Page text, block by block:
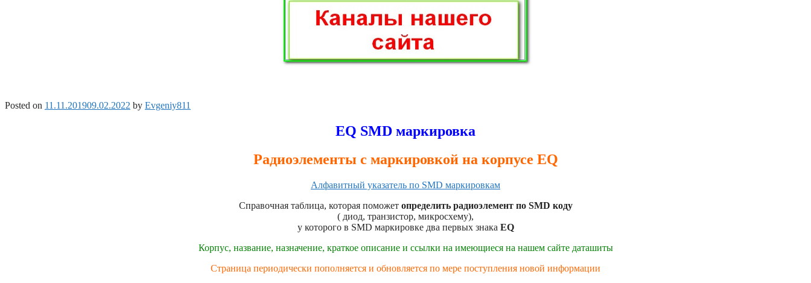
Posted on 11.11.201909.02.2022 by Evgeniy811
EQ SMD маркировка
Радиоэлементы с маркировкой на корпусе EQ
Алфавитный указатель по SMD маркировкам
Справочная таблица, которая поможет определить радиоэлемент по SMD коду
( диод, транзистор, микросхему),
у которого в SMD маркировке два первых знака EQ
Корпус, название, назначение, краткое описание и ссылки на имеющиеся на нашем сайте даташиты
Страница периодически пополняется и обновляется по мере поступления новой информации